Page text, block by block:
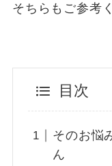
そちらもご参考
目次
そのお悩
ん